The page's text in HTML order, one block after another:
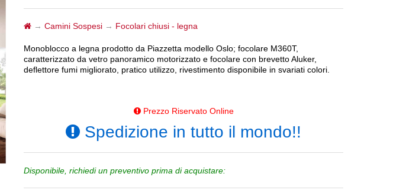
→ Camini Sospesi → Focolari chiusi - legna
Monoblocco a legna prodotto da Piazzetta modello Oslo; focolare M360T,
caratterizzato da vetro panoramico motorizzato e focolare con brevetto Aluker,
deflettore fumi migliorato, pratico utilizzo, rivestimento disponibile in svariati colori.
Prezzo Riservato Online
Spedizione in tutto il mondo!!
Disponibile, richiedi un preventivo prima di acquistare: